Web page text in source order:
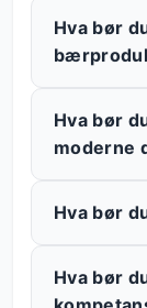
Hva bør
Hva bør
moderne
Hva bør
Hva bør